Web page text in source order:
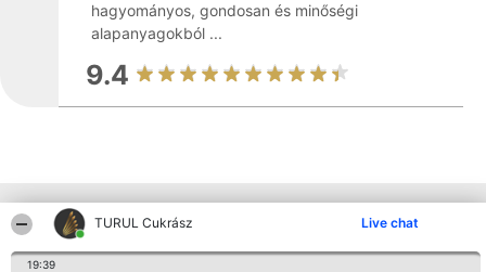
TURUL Cukrász Live chat
19:39
hagyományos, gondosan és minőségi
alapanyagokból ...
9.4
Más cégek a környéken